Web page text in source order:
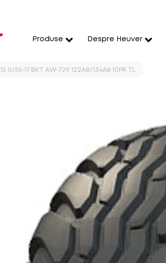
Produse Despre Heuver
15.0/55-17 BKT AW-729 122A8/134A8 10PR TL